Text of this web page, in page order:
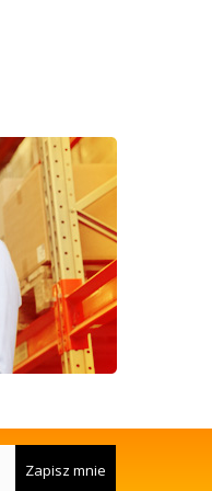
Zapisz mnie